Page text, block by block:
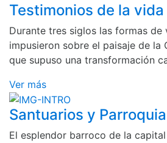
Testimonios de la
Durante tres siglos las formas de
impusieron sobre el paisaje de la
que supuso una transformación
Ver más
Santuarios y
El esplendor barroco de la